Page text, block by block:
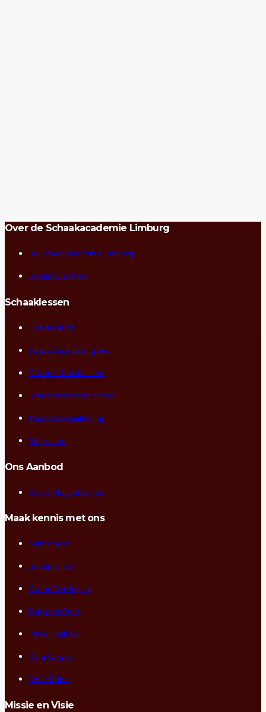
Over de Schaakacademie Limburg
De Schaakacademie Limburg
Uw kind centraal
Schaaklessen
Ons aanbod
Schaaklessen in groep
Online schaaklessen
Schaaklessen op school
Topsportbegeleiding
Afspraken
Ons Aanbod
Chess Magnet School
Maak kennis met ons
Marc Kocur
Jeroen Cillen
Carine Verdeyen
Ton Montforts
Pavel Englicky
Dani Karpez
Peter Brien
Missie en Visie